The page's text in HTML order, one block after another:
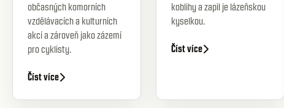
občasných komorních
vzdělávacích a kulturních
akcí a zároveň jako zázemí
pro cyklisty.
Číst více
koblihy a zapil je lázeňskou
kyselkou.
Číst více